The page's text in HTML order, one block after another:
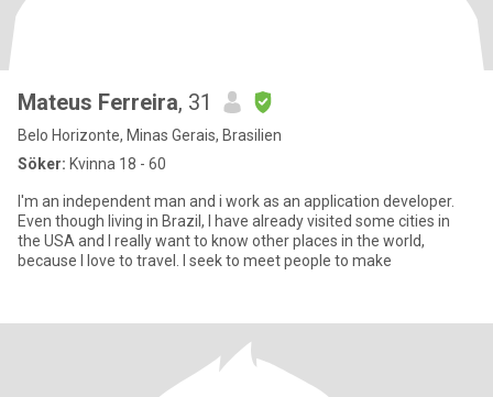
Mateus Ferreira, 31
Belo Horizonte, Minas Gerais, Brasilien
Söker: Kvinna 18 - 60
I'm an independent man and i work as an application developer.
Even though living in Brazil, I have already visited some cities in
the USA and I really want to know other places in the world,
because I love to travel. I seek to meet people to make